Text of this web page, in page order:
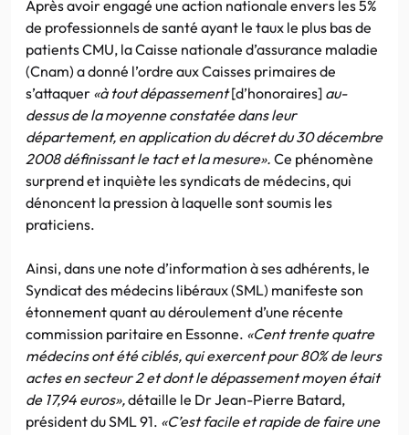
Après avoir engagé une action nationale envers les 5%
de professionnels de santé ayant le taux le plus bas de
patients CMU, la Caisse nationale d’assurance maladie
(Cnam) a donné l’ordre aux Caisses primaires de
s’attaquer «à tout dépassement[d’honoraires] au-
dessus de la moyenne constatée dans leur
département, en application du décret du 30 décembre
2008 définissant le tact et la mesure». Ce phénomène
surprend et inquiète les syndicats de médecins, qui
dénoncent la pression à laquelle sont soumis les
praticiens.
Ainsi, dans une note d’information à ses adhérents, le
Syndicat des médecins libéraux (SML) manifeste son
étonnement quant au déroulement d’une récente
commission paritaire en Essonne. «Cent trente quatre
médecins ont été ciblés, qui exercent pour 80% de leurs
actes en secteur 2 et dont le dépassement moyen était
de 17,94 euros»,détaille le Dr Jean-Pierre Batard,
président du SML 91. «C’est facile et rapide de faire une